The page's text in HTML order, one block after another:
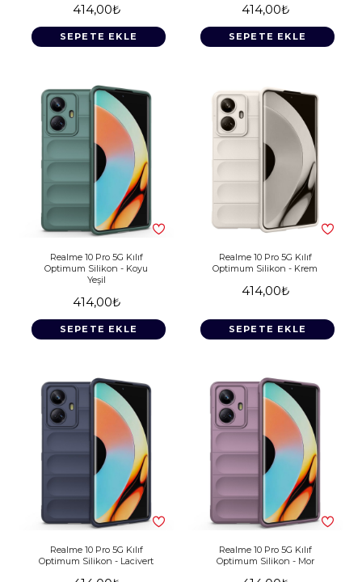
414,00₺
SEPETE EKLE
414,00₺
SEPETE EKLE
Realme 10 Pro 5G Kılıf
Optimum Silikon - Koyu
Yeşil
414,00₺
SEPETE EKLE
Realme 10 Pro 5G Kılıf
Optimum Silikon - Krem
414,00₺
SEPETE EKLE
Realme 10 Pro 5G Kılıf
Optimum Silikon - Lacivert
Realme 10 Pro 5G Kılıf
Optimum Silikon - Mor